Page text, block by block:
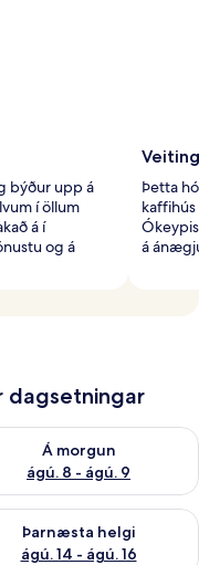
býður upp á
í öllum
á í
og á
Þetta
á
dagsetningar
Á morgun
ágú. 8 - ágú. 9
framboð á morgun
9
Þarnæsta helgi
ágú. 14 - ágú. 16
framboð þarnæstu